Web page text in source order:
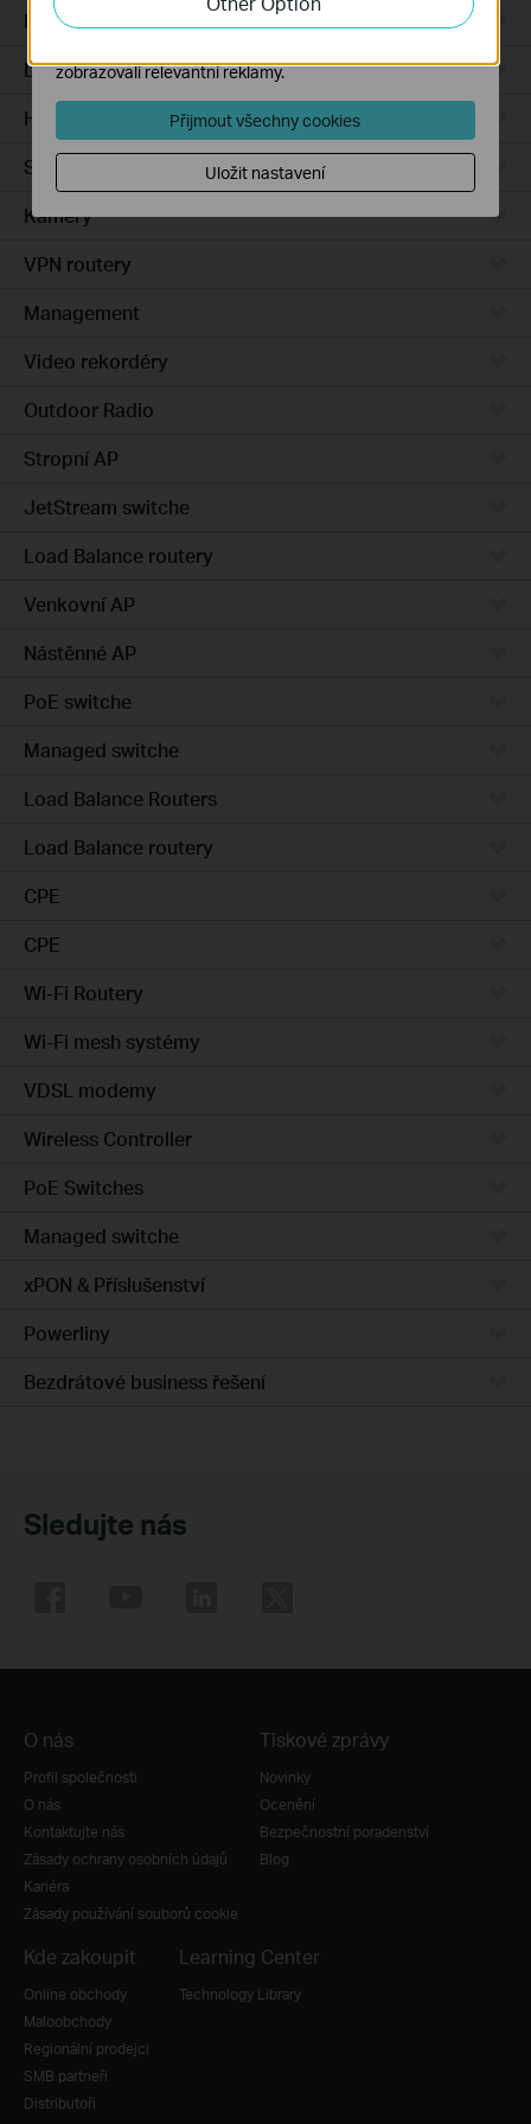
Integrated Gateways
DSL Gateways
Hardware
Software
Kamery
VPN routery
Management
Video rekordéry
Outdoor Radio
Stropní AP
JetStream switche
Load Balance routery
Venkovní AP
Nástěnné AP
PoE switche
Managed switche
Load Balance Routers
Load Balance routery
CPE
CPE
Wi-Fi Routery
Wi-Fi mesh systémy
VDSL modemy
Wireless Controller
PoE Switches
Managed switche
xPON & Příslušenství
Powerliny
Bezdrátové business řešení
Sledujte nás
O nás
Profil společnosti
O nás
Kontaktujte nás
Zásady ochrany osobních údajů
Kariéra
Zásady používání souborů cookie
Tiskové zprávy
Novinky
Ocenění
Bezpečnostní poradenství
Blog
Kde zakoupit
Online obchody
Maloobchody
Regionální prodejci
SMB partneři
Distributoři
Learning Center
Technology Library
Marketingové soubory cookie mohou prostřednictvím
zobrazovali relevantní reklamy.
Přijmout všechny cookies
Uložit nastavení